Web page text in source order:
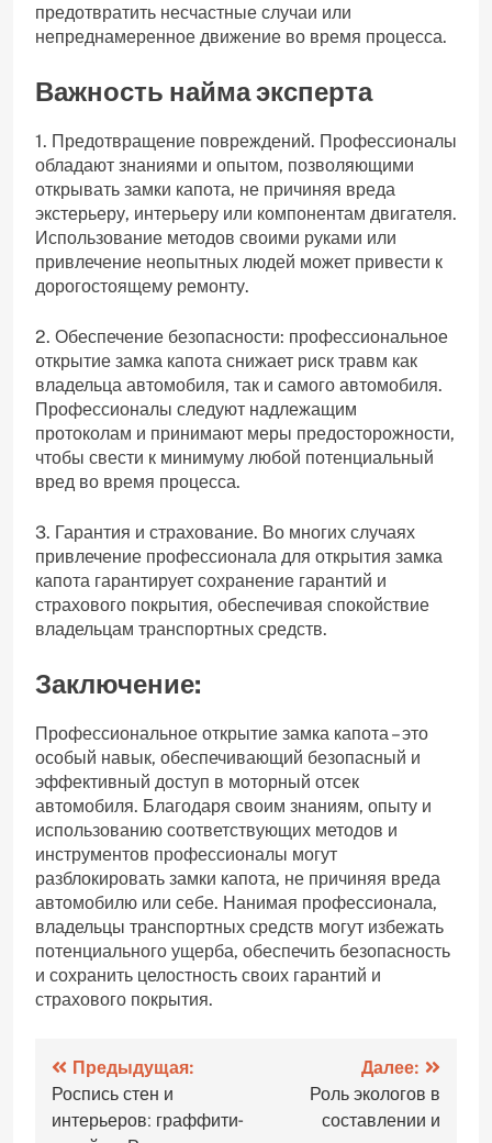
предотвратить несчастные случаи или
непреднамеренное движение во время процесса.
Важность найма эксперта
1. Предотвращение повреждений. Профессионалы
обладают знаниями и опытом, позволяющими
открывать замки капота, не причиняя вреда
экстерьеру, интерьеру или компонентам двигателя.
Использование методов своими руками или
привлечение неопытных людей может привести к
дорогостоящему ремонту.
2. Обеспечение безопасности: профессиональное
открытие замка капота снижает риск травм как
владельца автомобиля, так и самого автомобиля.
Профессионалы следуют надлежащим
протоколам и принимают меры предосторожности,
чтобы свести к минимуму любой потенциальный
вред во время процесса.
3. Гарантия и страхование. Во многих случаях
привлечение профессионала для открытия замка
капота гарантирует сохранение гарантий и
страхового покрытия, обеспечивая спокойствие
владельцам транспортных средств.
Заключение:
Профессиональное открытие замка капота – это
особый навык, обеспечивающий безопасный и
эффективный доступ в моторный отсек
автомобиля. Благодаря своим знаниям, опыту и
использованию соответствующих методов и
инструментов профессионалы могут
разблокировать замки капота, не причиняя вреда
автомобилю или себе. Нанимая профессионала,
владельцы транспортных средств могут избежать
потенциального ущерба, обеспечить безопасность
и сохранить целостность своих гарантий и
страхового покрытия.
Навигация
по
Предыдущая:
Роспись стен и
интерьеров: граффити-
Далее:
Роль экологов в
составлении и